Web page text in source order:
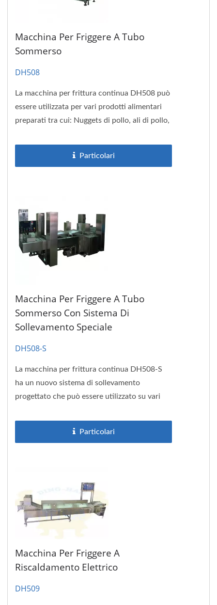
Macchina Per Friggere A Tubo
Sommerso
DH508
La macchina per frittura continua DH508 può
essere utilizzata per vari prodotti alimentari
preparati tra cui: Nuggets di pollo, ali di pollo,
Particolari
Macchina Per Friggere A Tubo
Sommerso Con Sistema Di
Sollevamento Speciale
DH508-S
La macchina per frittura continua DH508-S
ha un nuovo sistema di sollevamento
progettato che può essere utilizzato su vari
Particolari
Macchina Per Friggere A
Riscaldamento Elettrico
DH509